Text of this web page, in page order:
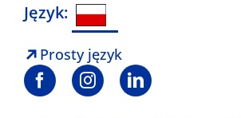
Skip
content
Język:
Prosty język